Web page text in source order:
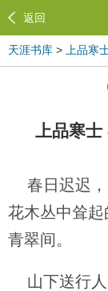
返回
天涯书库 > 上品寒
上品寒士
春日迟迟，
花木丛中耸
青翠间。
山下送行人